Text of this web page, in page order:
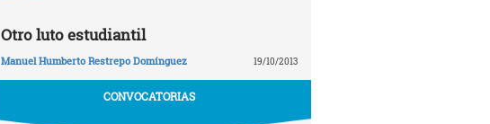
Otro luto estudiantil
Manuel Humberto Restrepo Domínguez 19/10/2013
CONVOCATORIAS